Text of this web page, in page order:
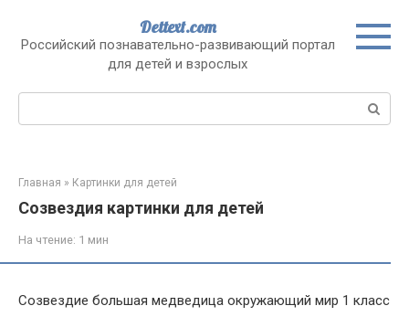
контенту
Dettext.com
Российский познавательно-развивающий портал
для детей и взрослых
Поиск:
Главная » Картинки для детей
Созвездия картинки для детей
На чтение: 1 мин
Созвездие большая медведица окружающий мир 1 класс